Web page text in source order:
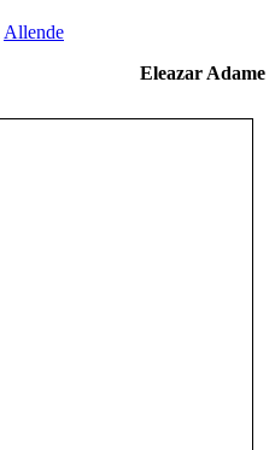
Allende
Eleazar Adame